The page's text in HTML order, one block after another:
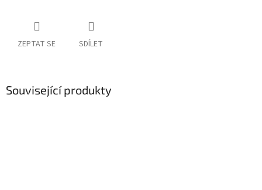
ZEPTAT SE SDÍLET
Související produkty